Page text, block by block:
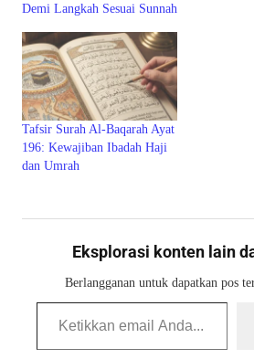
Demi Langkah Sesuai Sunnah
Tafsir Surah Al-Baqarah Ayat
196: Kewajiban Ibadah Haji
dan Umrah
Eksplorasi konten lain
Berlangganan untuk dapatkan pos
Ketikkan email Anda...